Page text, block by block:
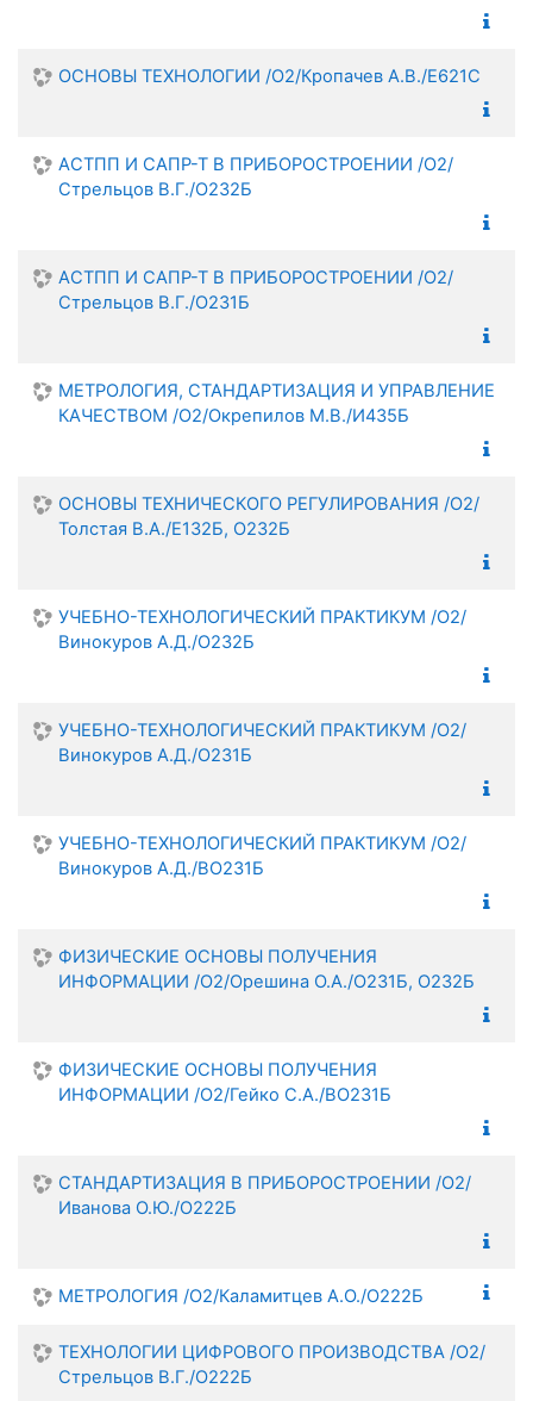
ОСНОВЫ ТЕХНОЛОГИИ /О2/Кропачев А.В./Е621С
АСТПП И САПР-Т В ПРИБОРОСТРОЕНИИ /О2/
Стрельцов В.Г./О232Б
АСТПП И САПР-Т В ПРИБОРОСТРОЕНИИ /О2/
Стрельцов В.Г./О231Б
МЕТРОЛОГИЯ, СТАНДАРТИЗАЦИЯ И УПРАВЛЕНИЕ
КАЧЕСТВОМ /О2/Окрепилов М.В./И435Б
ОСНОВЫ ТЕХНИЧЕСКОГО РЕГУЛИРОВАНИЯ /О2/
Толстая В.А./Е132Б, О232Б
УЧЕБНО-ТЕХНОЛОГИЧЕСКИЙ ПРАКТИКУМ /О2/
Винокуров А.Д./О232Б
УЧЕБНО-ТЕХНОЛОГИЧЕСКИЙ ПРАКТИКУМ /О2/
Винокуров А.Д./О231Б
УЧЕБНО-ТЕХНОЛОГИЧЕСКИЙ ПРАКТИКУМ /О2/
Винокуров А.Д./ВО231Б
ФИЗИЧЕСКИЕ ОСНОВЫ ПОЛУЧЕНИЯ
ИНФОРМАЦИИ /О2/Орешина О.А./О231Б, О232Б
ФИЗИЧЕСКИЕ ОСНОВЫ ПОЛУЧЕНИЯ
ИНФОРМАЦИИ /О2/Гейко С.А./ВО231Б
СТАНДАРТИЗАЦИЯ В ПРИБОРОСТРОЕНИИ /О2/
Иванова О.Ю./О222Б
МЕТРОЛОГИЯ /О2/Каламитцев А.О./О222Б
ТЕХНОЛОГИИ ЦИФРОВОГО ПРОИЗВОДСТВА /О2/
Стрельцов В.Г./О222Б